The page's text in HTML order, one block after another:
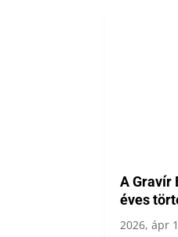
A Gravír
éves
2026, ápr